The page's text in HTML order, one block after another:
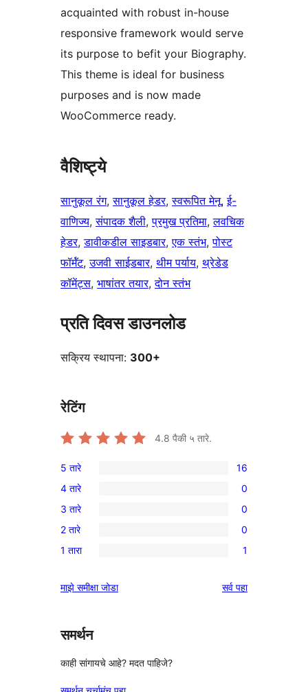
acquainted with robust in-house
responsive framework would serve
its purpose to befit your Biography.
This theme is ideal for business
purposes and is now made
WooCommerce ready.
वैशिष्ट्ये
सानुकूल रंग, सानुकूल हेडर, स्वरूपित मेनू, ई-
वाणिज्य, संपादक शैली, प्रमुख प्रतिमा, लवचिक
हेडर, डावीकडील साइडबार, एक स्तंभ, पोस्ट
फॉर्मॅट, उजवी साईडबार, थीम पर्याय, थ्रेडेड
कॉमेंट्स, भाषांतर तयार, दोन स्तंभ
प्रति दिवस डाउनलोड
सक्रिय स्थापना: 300+
रेटिंग
4.8 पैकी ५ तारे.
16
5-
तारांकित
परीक्षणे
5 तारे 16
0
4-
तारांकित
परीक्षणे
4 तारे 0
0
3-
तारांकित
3 तारे 0
0
2-
परीक्षणे
2 तारे 0
1
तारांकित
1 तारा 1
माझे समीक्षा जोडा सर्वपुनरावलोकने
पहा
समर्थन
काही सांगायचे आहे? मदत पाहिजे?